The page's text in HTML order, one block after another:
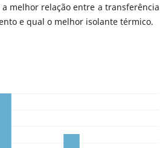
melhor relação entre a transferência
e qual o melhor isolante térmico.